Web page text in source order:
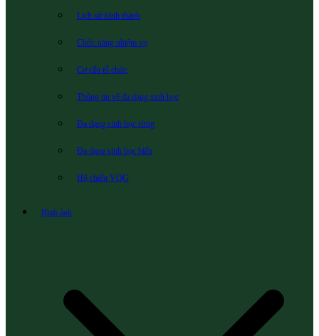
Lịch sử hình thành
Chức năng nhiệm vụ
Cơ cấu tổ chức
Thông tin về đa dạng sinh học
Đa dạng sinh học rừng
Đa dạng sinh học biển
Hộ chiếu VQG
Hình ảnh